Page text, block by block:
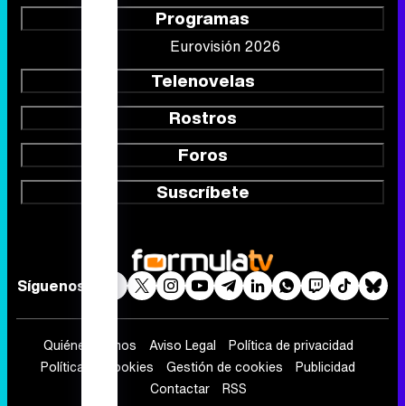
Programas
Eurovisión 2026
Telenovelas
Rostros
Foros
Suscríbete
Síguenos
Quiénes somos Aviso Legal
Política de privacidad
Política de cookies
Gestión de cookies
Publicidad
Contactar
RSS